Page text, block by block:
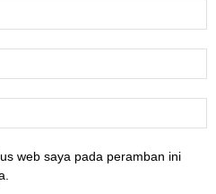
web saya pada peramban ini